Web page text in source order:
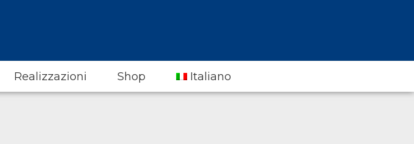
Realizzazioni Shop Italiano